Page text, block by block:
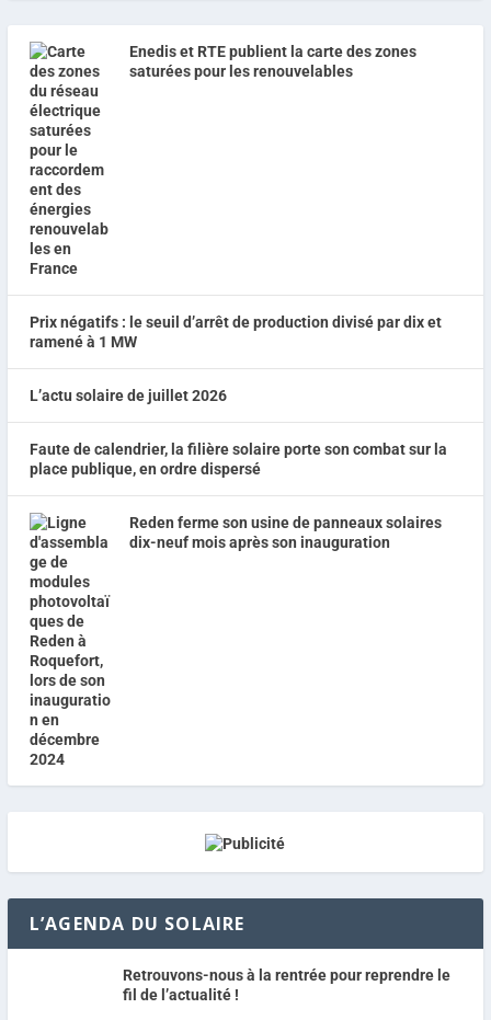
Enedis et RTE publient la carte des zones
saturées pour les renouvelables
Prix négatifs : le seuil d’arrêt de production divisé par dix et
ramené à 1 MW
L’actu solaire de juillet 2026
Faute de calendrier, la filière solaire porte son combat sur la
place publique, en ordre dispersé
Reden ferme son usine de panneaux solaires
dix-neuf mois après son inauguration
L’AGENDA DU SOLAIRE
Retrouvons-nous à la rentrée pour reprendre le
fil de l’actualité !